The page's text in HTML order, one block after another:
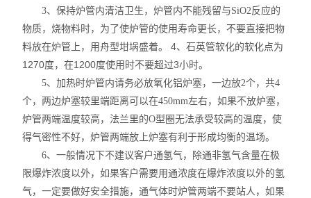
3、保持炉管内清洁卫生，炉管内不能残留与SiO2反应的
物质，烧物料时，为了使炉管的使用寿命更长，不要直接把物
料放在炉管上，用舟型坩埚盛着。
4、石英管软化的软化点为
1270度，在1200度使用时不要超过3小时。
5、加热时炉管内请务必放氧化铝炉塞，一边放2个，共4
个，两边炉塞较里端距离可以在450mm左右，如果不放炉塞，
炉管两端温度较高，法兰里的O型圈无法承受较高的温度，使
得气密性不好，炉管两端放上炉塞有利于形成均衡的温场。
6、一般情况下不建议客户通氢气，除通非氢气含量在极
限爆炸浓度以外，如果客户需要用通浓度在爆炸浓度以外的氢
气，一定要做好安全措施，通气体时炉管两端不要站人，如果